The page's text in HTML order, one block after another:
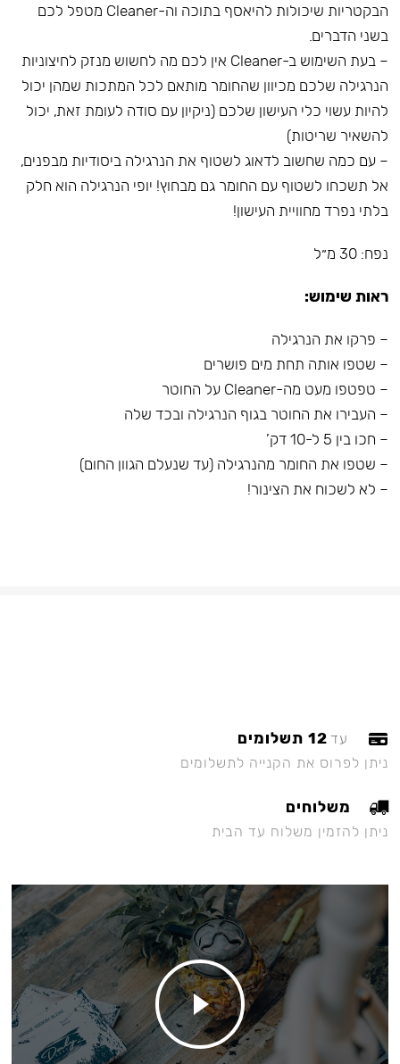
הבקטריות שיכולות להיאסף בתוכה וה-Cleaner מטפל לכם
בשני הדברים.
– בעת השימוש ב-Cleaner אין לכם מה לחשוש מנזק לחיצוניות
הנרגילה שלכם מכיוון שהחומר מותאם לכל המתכות שמהן יכול
להיות עשוי כלי העישון שלכם (ניקיון עם סודה לעומת זאת, יכול
להשאיר שריטות)
– עם כמה שחשוב לדאוג לשטוף את הנרגילה ביסודיות מבפנים,
אל תשכחו לשטוף עם החומר גם מבחוץ! יופי הנרגילה הוא חלק
בלתי נפרד מחוויית העישון!
נפח: 30 מ״ל
ראות שימוש:
– פרקו את הנרגילה
– שטפו אותה תחת מים פושרים
– טפטפו מעט מה-Cleaner על החוטר
– העבירו את החוטר בגוף הנרגילה ובכד שלה
– חכו בין 5 ל-10 דק’
– שטפו את החומר מהנרגילה (עד שנעלם הגוון החום)
– לא לשכוח את הצינור!
עד 12 תשלומים
ניתן לפרוס את הקנייה לתשלומים
משלוחים
ניתן להזמין משלוח עד הבית